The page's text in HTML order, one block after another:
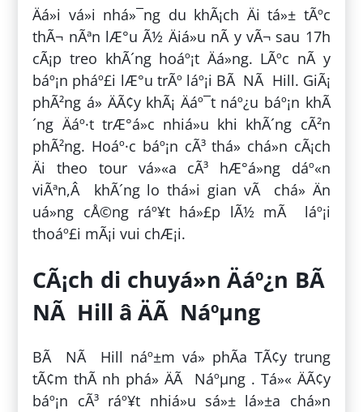
Äá»i vá»i nhá»¯ng du khÃ¡ch Äi tá»± tÃºc
thÃ¬ nÃªn lÆ°u Ã½ Äiá»u nÃ y vÃ¬ sau 17h
cÃ¡p treo khÃ´ng hoáº¡t Äá»ng. LÃºc nÃ y
báº¡n pháº£i lÆ°u trÃº láº¡i BÃ NÃ Hill. GiÃ¡
phÃ²ng á» ÄÃ¢y khÃ¡ Äáº¯t náº¿u báº¡n khÃ
´ng Äáº·t trÆ°á»c nhiá»u khi khÃ´ng cÃ²n
phÃ²ng. Hoáº·c báº¡n cÃ³ thá» chá»n cÃ¡ch
Äi theo tour vá»«a cÃ³ hÆ°á»ng dáº«n
viÃªn,Â khÃ´ng lo thá»i gian vÃ chá» Än
uá»ng cÅ©ng ráº¥t há»£p lÃ½ mÃ láº¡i
thoáº£i mÃ¡i vui chÆ¡i.
CÃ¡ch di chuyá»n Äáº¿n BÃ
NÃ Hill â ÄÃ Náºµng
BÃ NÃ Hill náº±m vá» phÃ­a TÃ¢y trung
tÃ¢m thÃ nh phá» ÄÃ Náºµng . Tá»« ÄÃ¢y
báº¡n cÃ³ ráº¥t nhiá»u sá»± lá»±a chá»n